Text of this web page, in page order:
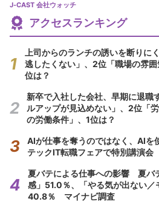
J-CAST 会社ウォッチ
アクセスランキング
上司からのランチの誘いを断り
逃したくない」、2位「職場の雰
位は？
新卒で入社した会社、早期に退
ルアップが見込めない」、2位「
の労働条件」、1位は？
AIが仕事を奪うのではなく、AI
テックIT転職フェアで特別講演会
夏バテによる仕事への影響 夏バ
感」51.0％、「やる気が出ない／
40.8％ マイナビ調査